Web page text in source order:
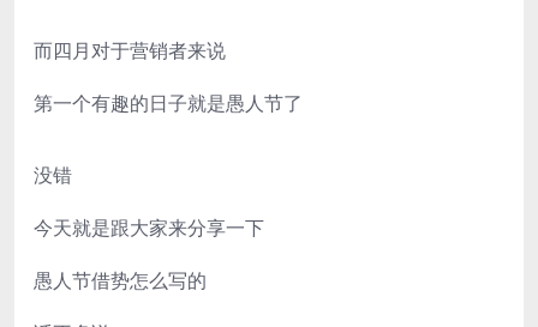
而四月对于营销者来说
第一个有趣的日子就是愚人节了
没错
今天就是跟大家来分享一下
愚人节借势怎么写的